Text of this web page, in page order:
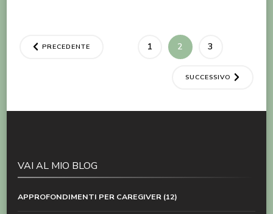
Paginazione
PRECEDENTE PAGINA
1 PAGINA
2 PAGINA
3
SUCCESSIVO
VAI AL MIO BLOG
APPROFONDIMENTI PER CAREGIVER (12)